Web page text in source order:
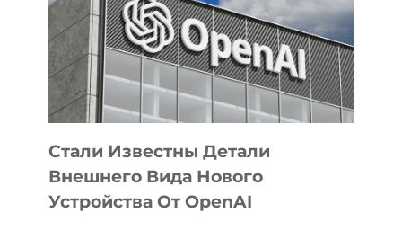
ПО
РАЗВИТИЮ
ЭКОСИСТЕМЫ
ИСКУССТВЕННОГО
ИНТЕЛЛЕКТА
Стали Известны Детали
Внешнего Вида Нового
Устройства От OpenAI